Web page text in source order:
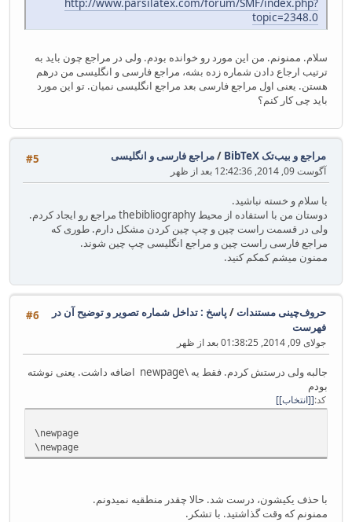
topic=2348.0
سلام. ممنونم. من این مورد رو خوانده بودم. ولی در مراجع چون باید به
ترتیب ارجاع دادن شماره زده بشه، مراجع فارسی و انگلیسی من درهم
هستن. یعنی اول مراجع فارسی بعد مراجع انگلیسی نمیان. تو این مورد
باید چی کار کنم؟
#5 مراجع و بیب‌تک BibTeX /مراجع فارسی و انگلیسی
آگوست 09, 2014, 12:42:36 بعد از ظهر
با سلام و خسته نباشید.
دوستان من با استفاده از محیط thebibliography مراجع رو ایجاد کردم.
ولی در قسمت راست چین و چپ چین کردن مشکل دارم. طوری که
مراجع فارسی راست چین و مراجع انگلیسی چپ چین شوند.
ممنون میشم کمکم کنید.
#6 حروف‌چینی مستندات/ پاسخ : تداخل شماره تصویر و توضیح آن در
فهرست
جولای 09, 2014, 01:38:25 بعد از ظهر
جالبه ولی درستش کردم. فقط یه \newpage اضافه داشت. یعنی نوشته
بودم
کد [انتخاب]
\newpage
\newpage
با حذف یکیشون، درست شد. حالا چقدر منطقیه نمیدونم.
ممنونم که وقت گذاشتید. با تشکر.